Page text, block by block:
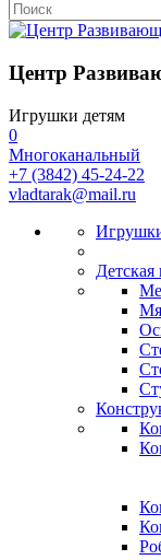
Центр
Игрушки детям
0
Многоканальный
+7 (3842) 45-24-22
vladtarak@mail.ru
Детская